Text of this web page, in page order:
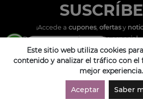
Compras por WhatsApp
962 297 852
¡Accede a cupones, ofertasy
¡Podras tener undescuento especial
Este sitio web utiliza cookies
contenido y analizar el tráfico con el
mejor experiencia.
Aceptar Saber